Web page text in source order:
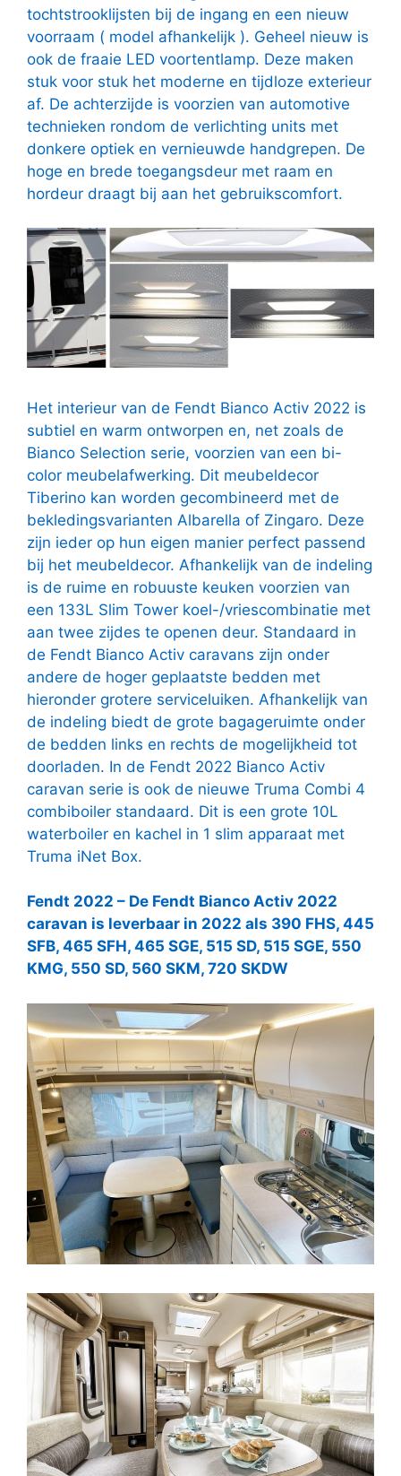
tochtstrooklijsten bij de ingang en een nieuw
voorraam ( model afhankelijk ). Geheel nieuw is
ook de fraaie LED voortentlamp. Deze maken
stuk voor stuk het moderne en tijdloze exterieur
af. De achterzijde is voorzien van automotive
technieken rondom de verlichting units met
donkere optiek en vernieuwde handgrepen. De
hoge en brede toegangsdeur met raam en
hordeur draagt bij aan het gebruikscomfort.
Het interieur van de Fendt Bianco Activ 2022 is
subtiel en warm ontworpen en, net zoals de
Bianco Selection serie, voorzien van een bi-
color meubelafwerking. Dit meubeldecor
Tiberino kan worden gecombineerd met de
bekledingsvarianten Albarella of Zingaro. Deze
zijn ieder op hun eigen manier perfect passend
bij het meubeldecor. Afhankelijk van de indeling
is de ruime en robuuste keuken voorzien van
een 133L Slim Tower koel-/vriescombinatie met
aan twee zijdes te openen deur. Standaard in
de Fendt Bianco Activ caravans zijn onder
andere de hoger geplaatste bedden met
hieronder grotere serviceluiken. Afhankelijk van
de indeling biedt de grote bagageruimte onder
de bedden links en rechts de mogelijkheid tot
doorladen. In de Fendt 2022 Bianco Activ
caravan serie is ook de nieuwe Truma Combi 4
combiboiler standaard. Dit is een grote 10L
waterboiler en kachel in 1 slim apparaat met
Truma iNet Box.
Fendt 2022 – De Fendt Bianco Activ 2022
caravan is leverbaar in 2022 als 390 FHS, 445
SFB, 465 SFH, 465 SGE, 515 SD, 515 SGE, 550
KMG, 550 SD, 560 SKM, 720 SKDW